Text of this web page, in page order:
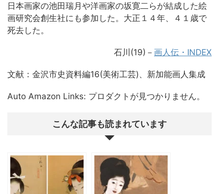
日本画家の池田瑞月や洋画家の坂寛二らが結成した絵
画研究会創生社にも参加した。大正１４年、４１歳で
死去した。
石川(19)－ 画人伝・INDEX
文献：金沢市史資料編16(美術工芸)、新加能画人集成
Auto Amazon Links: プロダクトが見つかりません。
こんな記事も読まれています